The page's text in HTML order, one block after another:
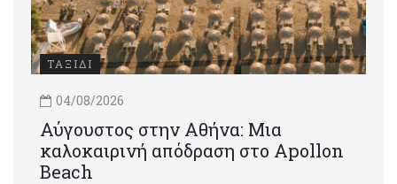
ΤΑΞΙΔΙ
04/08/2026
Αύγουστος στην Αθήνα: Μια
καλοκαιρινή απόδραση στο Apollon
Beach